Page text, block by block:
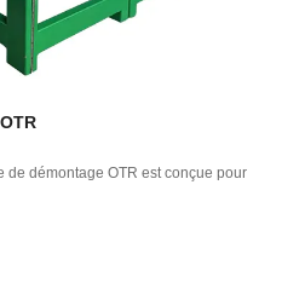
de démontage OTR est conçue pour